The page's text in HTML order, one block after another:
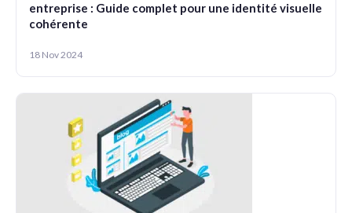
entreprise : Guide complet pour une identité visuelle
cohérente
18 Nov 2024